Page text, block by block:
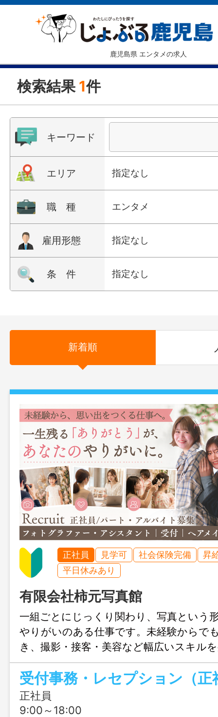
鹿児島県 エンタメの求人
検索結果 1件
キーワード
エリア 指定なし
職 種 エンタメ
雇用形態 指定なし
条 件 指定なし
新着順
正社員 見学可 社会保険完備
昇
平日休みあり
有限会社柿元写真館
一組ごとにじっくり関わり、写真という
やりがいのある仕事です。未経験からで
き、撮影・接客・美容など幅広いスキル
成長できます。20～30代のスタッフが多
士の仲も良いため、風通しの良い環境で
も魅力です。
受付事務・レセプション（正
正社員
9:00～18:00